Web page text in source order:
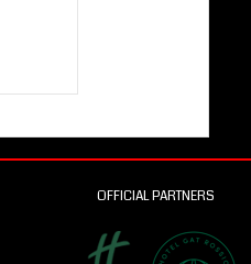
OFFICIAL PARTNERS